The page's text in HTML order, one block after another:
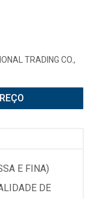
TRADING CO.,
E FINA)
DE